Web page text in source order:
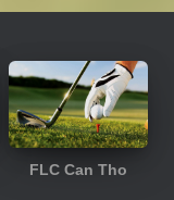
FLC Can Tho